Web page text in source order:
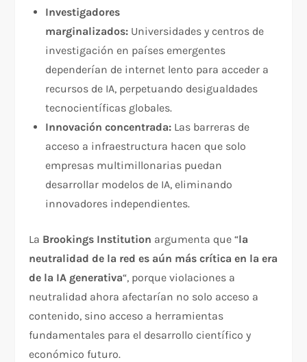
Investigadores
marginalizados: Universidades y centros de
investigación en países emergentes
dependerían de internet lento para acceder a
recursos de IA, perpetuando desigualdades
tecnocientíficas globales.
Innovación concentrada: Las barreras de
acceso a infraestructura hacen que solo
empresas multimillonarias puedan
desarrollar modelos de IA, eliminando
innovadores independientes.​
La Brookings Institution argumenta que “la
neutralidad de la red es aún más crítica en la era
de la IA generativa“, porque violaciones a
neutralidad ahora afectarían no solo acceso a
contenido, sino acceso a herramientas
fundamentales para el desarrollo científico y
económico futuro.​